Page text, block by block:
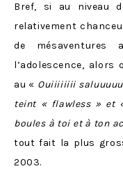
Bref, si au niveau
relativement
de
l’adolescence, alors
au « Ouiiiiiiii
teint « flawless » et
boules à toi et à ton
tout fait la plus
2003.